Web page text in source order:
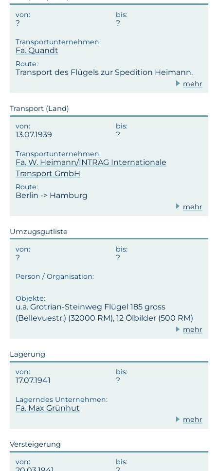
Fa. Quandt
Transport des Flügels zur Spedition Heimann.
mehr
Transport (Land)
13.07.1939
Fa. W. Heimann/INTRAG Internationale
Transport GmbH
Berlin -> Hamburg
mehr
Umzugsgutliste
u.a. Grotrian-Steinweg Flügel 185 gross
(Bellevuestr.) (32000 RM), 12 Ölbilder (500 RM)
mehr
Lagerung
17.07.1941
Fa. Max Grünhut
mehr
Versteigerung